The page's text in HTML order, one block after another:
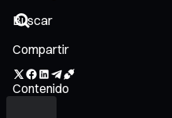
Compartir
Contenido